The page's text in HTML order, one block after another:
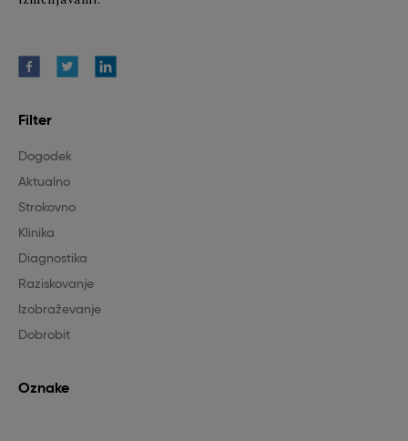
Filter
Dogodek
Aktualno
Strokovno
Klinika
Diagnostika
Raziskovanje
Izobraževanje
Dobrobit
Oznake